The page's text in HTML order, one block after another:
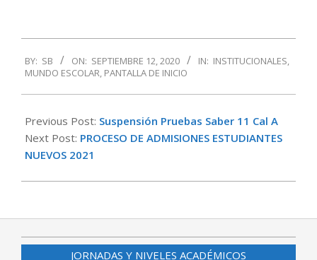
09-
12
BY: SB ON: SEPTIEMBRE 12, 2020 IN: INSTITUCIONALES
MUNDO ESCOLAR PANTALLA DE INICIO
Previous Post: Suspensión Pruebas Saber 11 Cal A
Next Post: PROCESO DE ADMISIONES ESTUDIANTES
NUEVOS 2021
JORNADAS Y NIVELES ACADÉMICOS